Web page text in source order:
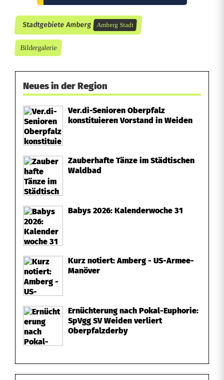
0
J
a
h
Stadtgebiete Amberg Amberg Stadt
Bildergalerie
Neues in der Region
Ver.di-Senioren Oberpfalz
konstituieren Vorstand in Weiden
Zauberhafte Tänze im Städtischen
Waldbad
Babys 2026: Kalenderwoche 31
Kurz notiert: Amberg - US-Armee-
Manöver
Ernüchterung nach Pokal-Euphorie:
SpVgg SV Weiden verliert
Oberpfalzderby